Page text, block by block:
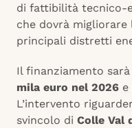
di fattibilità tecnico-
che dovrà migliorare
principali distretti
Il finanziamento
mila euro nel 2026 e
L’intervento
svincolo di Colle Val